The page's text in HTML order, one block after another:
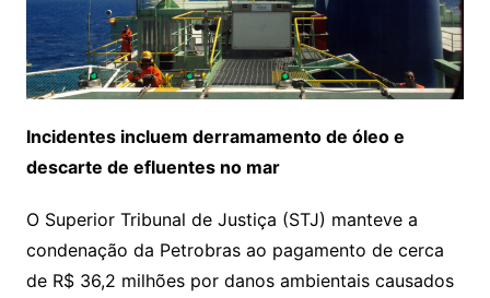
Incidentes incluem derramamento de óleo e
descarte de efluentes no mar
O Superior Tribunal de Justiça (STJ) manteve a
condenação da Petrobras ao pagamento de cerca
de R$ 36,2 milhões por danos ambientais causados